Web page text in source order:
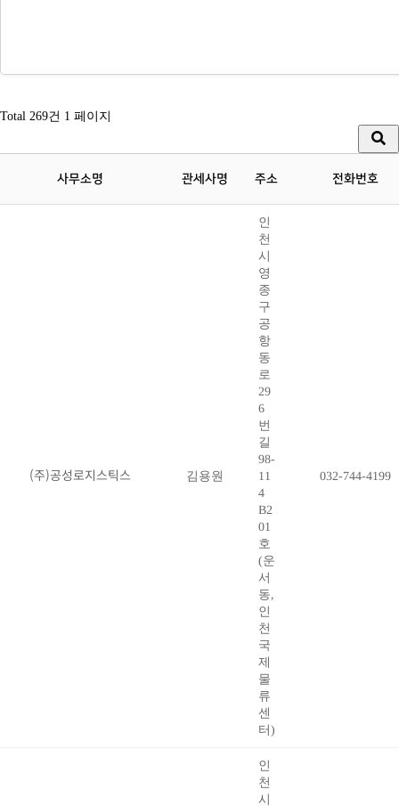
Total 269건 1 페이지
사무소명 관세사명 주소 전화번호
(주)공성로지스틱스 김용원
인
천
시
영
종
구
공
항
동
로
29
6
번
길
98-
11
4
B2
01
호
(운
서
동,
인
천
국
제
물
류
센
터)
032-744-4199
인
천
시